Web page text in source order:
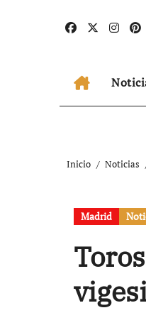
Inicio Noticias
Madrid